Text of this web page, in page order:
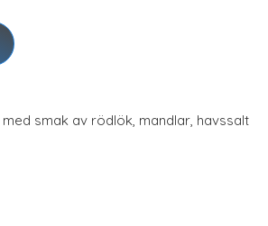
smak av rödlök, mandlar, havssalt